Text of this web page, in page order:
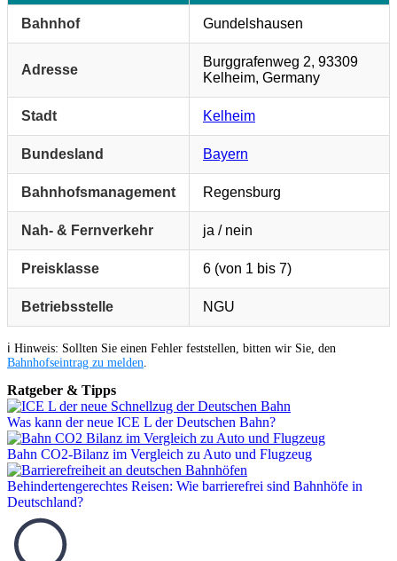
Bahnhof Gundelshausen
Adresse
Burggrafenweg 2, 93309
Kelheim, Germany
Stadt Kelheim
Bundesland Bayern
Bahnhofsmanagement Regensburg
Nah- & Fernverkehr ja / nein
Preisklasse 6 (von 1 bis 7)
Betriebsstelle NGU
ℹ️ Hinweis: Sollten Sie einen Fehler feststellen, bitten wir Sie, den
Bahnhofseintrag zu melden
Ratgeber & Tipps
Was kann der neue ICE L der Deutschen Bahn?
Bahn CO2-Bilanz im Vergleich zu Auto und Flugzeug
Behindertengerechtes Reisen: Wie barrierefrei sind Bahnhöfe in
Deutschland?